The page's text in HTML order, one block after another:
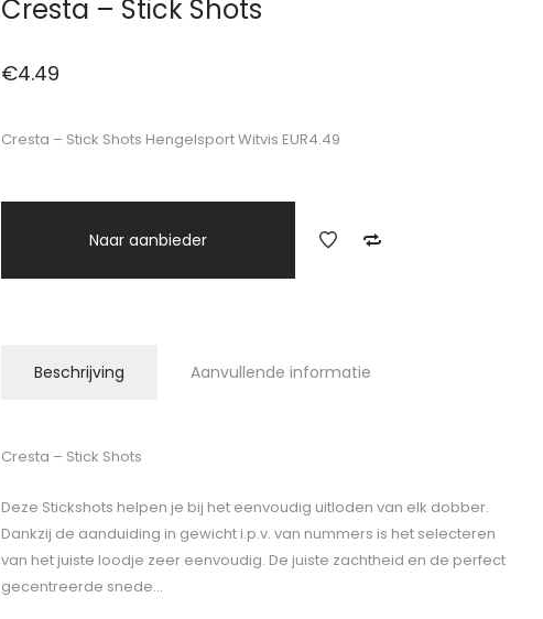
Cresta – Stick Shots
€4.49
Cresta – Stick Shots Hengelsport Witvis EUR4.49
Naar aanbieder
Beschrijving Aanvullende informatie
Cresta – Stick Shots
Deze Stickshots helpen je bij het eenvoudig uitloden van elk dobber.
Dankzij de aanduiding in gewicht i.p.v. van nummers is het selecteren
van het juiste loodje zeer eenvoudig. De juiste zachtheid en de perfect
gecentreerde snede…